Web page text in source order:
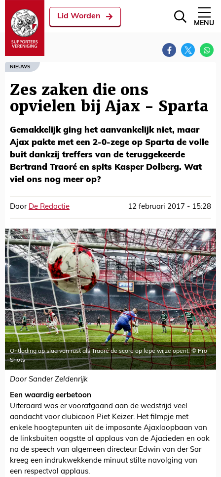
Lid Worden
MENU
NIEUWS
Zes zaken die ons
opvielen bij Ajax - Sparta
Gemakkelijk ging het aanvankelijk niet, maar
Ajax pakte met een 2-0-zege op Sparta de volle
buit dankzij treffers van de teruggekeerde
Bertrand Traoré en spits Kasper Dolberg. Wat
viel ons nog meer op?
Door De Redactie 12 februari 2017 - 15:28
Ontlading op slag van rust als Traoré de score op lepe wijze opent. © Pro
Shots
Door Sander Zeldenrijk
Een waardig eerbetoon
Uiteraard was er voorafgaand aan de wedstrijd veel
aandacht voor clubicoon Piet Keizer. Het filmpje met
enkele hoogtepunten uit de imposante Ajaxloopbaan van
de linksbuiten oogstte al applaus van de Ajacieden en ook
na de speech van algemeen directeur Edwin van der Sar
kreeg een indrukwekkende minuut stilte navolging van
een respectvol applaus.